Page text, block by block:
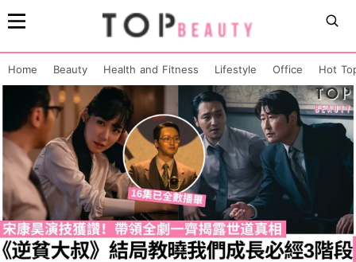
Home Beauty Health and Fitness Lifestyle Office Hot